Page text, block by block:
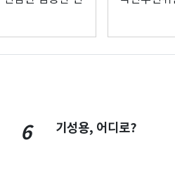
6 기성용, 어디로?